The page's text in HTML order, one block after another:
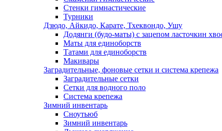
Стенки гимнастические
Турники
Дзюдо, Айкидо, Карате, Тхеквондо, Ушу
Додянги (будо-маты) с зацепом ласточкин
Маты для единоборств
Татами для единоборств
Макивары
Заградительные, фоновые сетки и система крепежа
Заградительные сетки
Сетки для водного поло
Система крепежа
Зимний инвентарь
Сноутьюб
Зимний инвентарь